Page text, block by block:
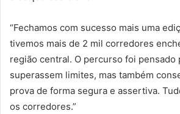
“Fechamos com sucesso mais uma
tivemos mais de 2 mil corredores
região central. O percurso foi pensado
superassem limites, mas também
prova de forma segura e assertiva.
os corredores.”